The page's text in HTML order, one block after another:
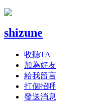
shizune
收聽TA
加為好友
給我留言
打個招呼
發送消息